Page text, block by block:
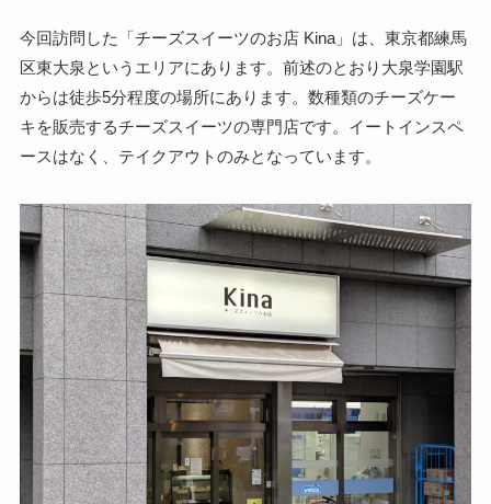
今回訪問した「チーズスイーツのお店 Kina」は、東京都練馬
区東大泉というエリアにあります。前述のとおり大泉学園駅
からは徒歩5分程度の場所にあります。数種類のチーズケー
キを販売するチーズスイーツの専門店です。イートインスペ
ースはなく、テイクアウトのみとなっています。